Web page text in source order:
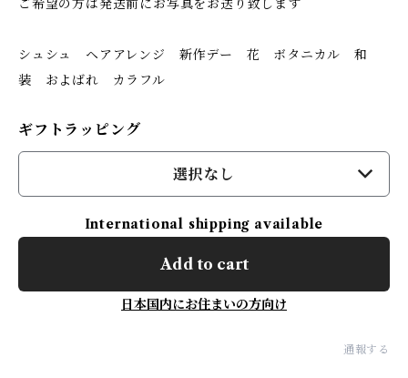
ご希望の方は発送前にお写真をお送り致します
シュシュ ヘアアレンジ 新作デー 花 ボタニカル 和
装 およばれ カラフル
ギフトラッピング
選択なし
International shipping available
Add to cart
日本国内にお住まいの方向け
通報する